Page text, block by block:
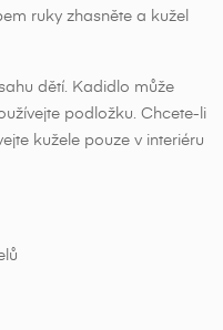
ruky zhasněte a kužel
dětí. Kadidlo může
podložku. Chcete-li
kužele pouze v interiéru